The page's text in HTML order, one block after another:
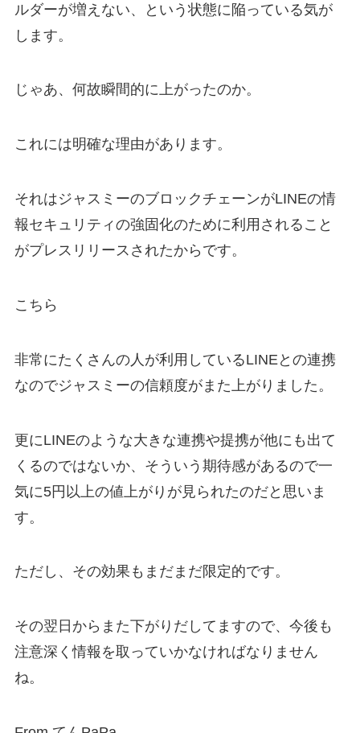
ルダーが増えない、という状態に陥っている気が
します。
じゃあ、何故瞬間的に上がったのか。
これには明確な理由があります。
それはジャスミーのブロックチェーンがLINEの情
報セキュリティの強固化のために利用されること
がプレスリリースされたからです。
こちら
非常にたくさんの人が利用しているLINEとの連携
なのでジャスミーの信頼度がまた上がりました。
更にLINEのような大きな連携や提携が他にも出て
くるのではないか、そういう期待感があるので一
気に5円以上の値上がりが見られたのだと思いま
す。
ただし、その効果もまだまだ限定的です。
その翌日からまた下がりだしてますので、今後も
注意深く情報を取っていかなければなりません
ね。